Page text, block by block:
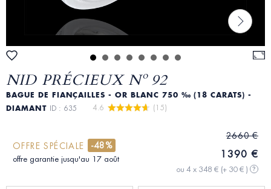
NID PRÉCIEUX Nº 92
BAGUE DE FIANÇAILLES - OR BLANC 750 ‰ (18 CARATS) -
DIAMANT ID : 635 4.6 (15)
OFFRE SPÉCIALE -48%
offre garantie jusqu'au 17 août
2660 €
1390 €
ou 4 x 348 € (+ 30 € ) ?